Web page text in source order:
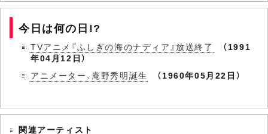
今日は何の日!?
TVアニメ『ふしぎの海のナディア』放送終了
（1991
年04月12日）
アニメーター、庵野秀明誕生
（1960年05月22日）
関連アーティスト